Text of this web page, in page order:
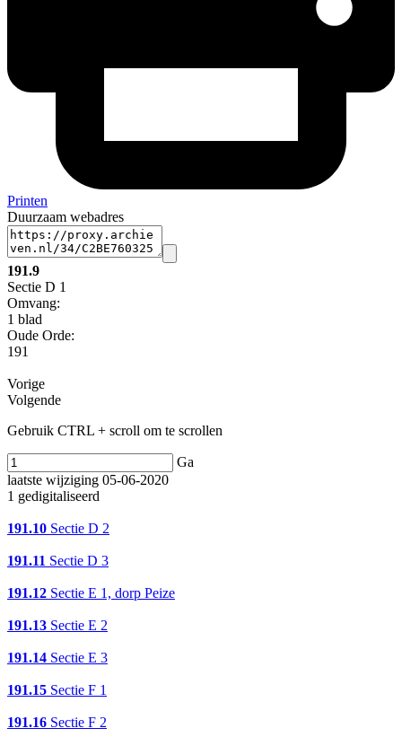
Printen
Duurzaam webadres
191.9
Sectie D 1
Omvang:
1 blad
Oude Orde:
191
Vorige
Volgende
Gebruik CTRL + scroll om te scrollen
Ga
laatste wijziging 05-06-2020
1 gedigitaliseerd
191.10 Sectie D 2
191.11 Sectie D 3
191.12 Sectie E 1, dorp Peize
191.13 Sectie E 2
191.14 Sectie E 3
191.15 Sectie F 1
191.16 Sectie F 2